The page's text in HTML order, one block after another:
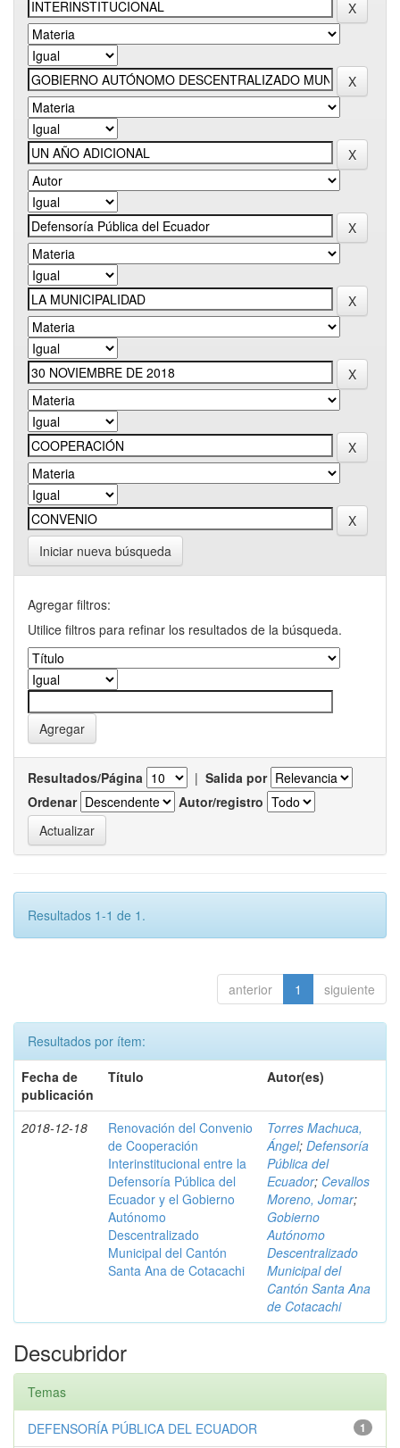
Iniciar nueva búsqueda
Agregar filtros:
Utilice filtros para refinar los resultados de la búsqueda.
Resultados/Página | Salida por
Ordenar
Autor/registro
Resultados 1-1 de 1.
anterior 1 siguiente
Resultados por ítem:
Fecha de
publicación
Título Autor(es)
2018-12-18
Renovación del Convenio
de Cooperación
Interinstitucional entre la
Defensoría Pública del
Ecuador y el Gobierno
Autónomo
Descentralizado
Municipal del Cantón
Santa Ana de Cotacachi
Torres Machuca,
Ángel; Defensoría
Pública del
Ecuador; Cevallos
Moreno, Jomar;
Gobierno
Autónomo
Descentralizado
Municipal del
Cantón Santa Ana
de Cotacachi
Descubridor
Temas
1
DEFENSORÍA PÚBLICA DEL ECUADOR